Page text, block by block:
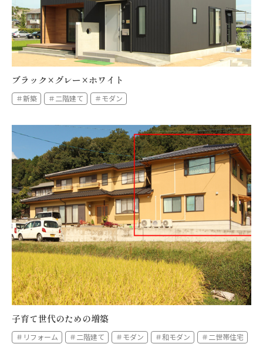
ブラック×グレー×ホワイト
＃新築 ＃二階建て ＃モダン
子育て世代のための増築
＃リフォーム ＃二階建て ＃モダン ＃和モダン ＃二世帯住宅